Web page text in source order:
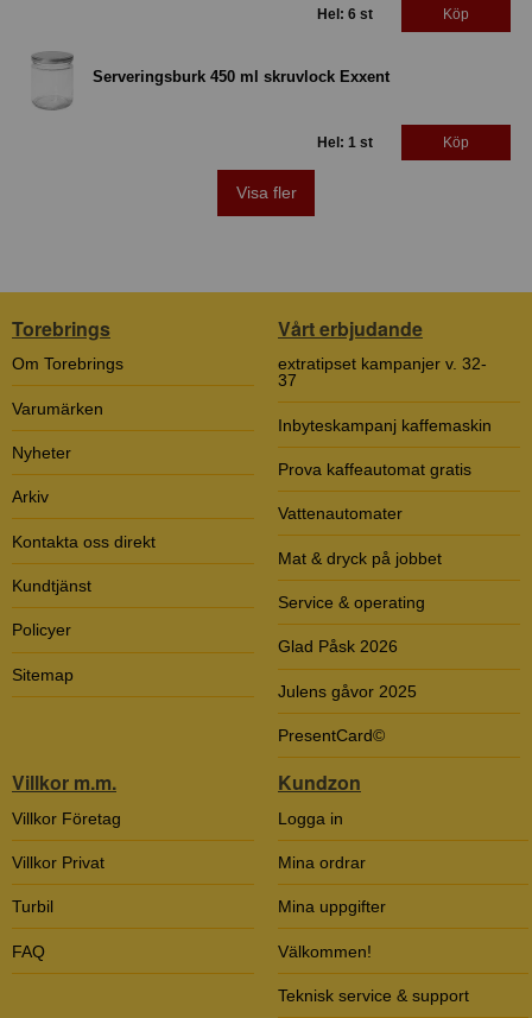
Hel: 6 st Köp
Serveringsburk 450 ml skruvlock Exxent
Hel: 1 st Köp
Visa fler
Torebrings
Om Torebrings
Varumärken
Nyheter
Arkiv
Kontakta oss direkt
Kundtjänst
Policyer
Sitemap
Vårt erbjudande
extratipset kampanjer v. 32-
37
Inbyteskampanj kaffemaskin
Prova kaffeautomat gratis
Vattenautomater
Mat & dryck på jobbet
Service & operating
Glad Påsk 2026
Julens gåvor 2025
PresentCard©
Villkor m.m.
Villkor Företag
Villkor Privat
Turbil
FAQ
Kundzon
Logga in
Mina ordrar
Mina uppgifter
Välkommen!
Teknisk service & support